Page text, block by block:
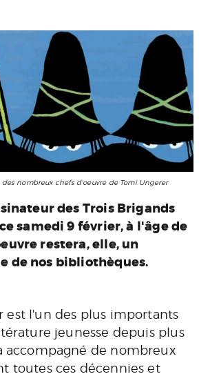
des nombreux chefs d'oeuvre de Tomi Ungerer
des Trois Brigands
samedi 9 février, à l'âge de
restera, elle, un
de nos bibliothèques.
est l'un des plus importants
jeunesse depuis plus
accompagné de nombreux
toutes ces décennies et